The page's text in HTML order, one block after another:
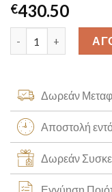
€430.50
Χρυσό Μονόπετρο
Δωρεάν
Αποστολή
Δωρεάν